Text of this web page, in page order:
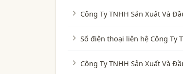
Công Ty TNHH Sản Xuất Và
Số điện thoại liên hệ Công Ty
Công Ty TNHH Sản Xuất Và